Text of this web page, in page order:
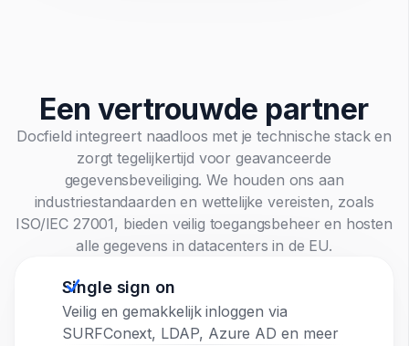
Een vertrouwde partner
Docfield integreert naadloos met je technische stack en
zorgt tegelijkertijd voor geavanceerde
gegevensbeveiliging. We houden ons aan
industriestandaarden en wettelijke vereisten, zoals
ISO/IEC 27001, bieden veilig toegangsbeheer en hosten
alle gegevens in datacenters in de EU.
Single sign on
Veilig en gemakkelijk inloggen via
SURFConext, LDAP, Azure AD en meer